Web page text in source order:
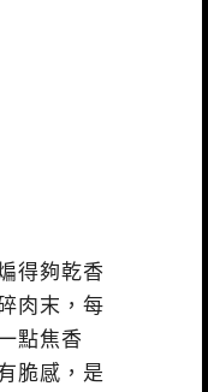
得夠乾香
肉末，每
點焦香
脆感，是